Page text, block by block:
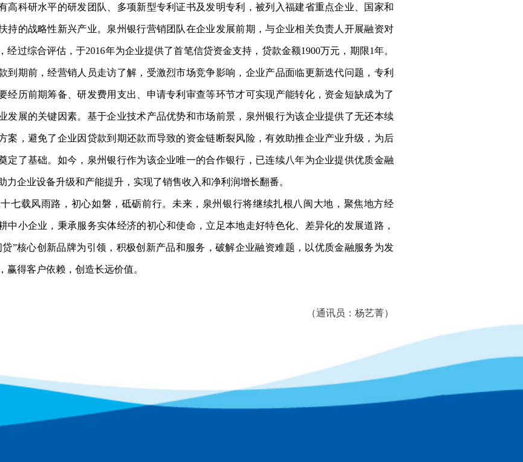
高科研水平的研发团队、多项新型专利证书及发明专利，被列入福建省重点企业、国家和
持的战略性新兴产业。泉州银行营销团队在企业发展前期，与企业相关负责人开展融资对
经过综合评估，于2016年为企业提供了首笔信贷资金支持，贷款金额1900万元，期限1年。
到期前，经营销人员走访了解，受激烈市场竞争影响，企业产品面临更新迭代问题，专利
经历前期筹备、研发费用支出、申请专利审查等环节才可实现产能转化，资金短缺成为了
发展的关键因素。基于企业技术产品优势和市场前景，泉州银行为该企业提供了无还本续
案，避免了企业因贷款到期还款而导致的资金链断裂风险，有效助推企业产业升级，为后
定了基础。如今，泉州银行作为该企业唯一的合作银行，已连续八年为企业提供优质金融
力企业设备升级和产能提升，实现了销售收入和净利润增长翻番。
十七载风雨路，初心如磐，砥砺前行。未来，泉州银行将继续扎根八闽大地，聚焦地方经
中小企业，秉承服务实体经济的初心和使命，立足本地走好特色化、差异化的发展道路，
贷”核心创新品牌为引领，积极创新产品和服务，破解企业融资难题，以优质金融服务为发
赢得客户依赖，创造长远价值。
（通讯员：杨艺菁）